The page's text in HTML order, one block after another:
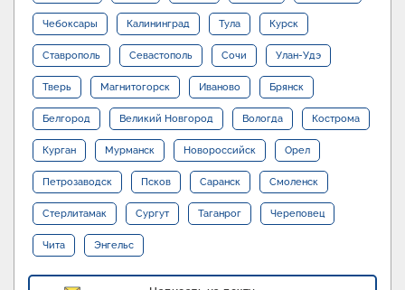
Чебоксары Калининград Тула Курск
Ставрополь Севастополь Сочи Улан-Удэ
Тверь Магнитогорск Иваново Брянск
Белгород Великий Новгород Вологда Кострома
Курган Мурманск Новороссийск Орел
Петрозаводск Псков Саранск Смоленск
Стерлитамак Сургут Таганрог Череповец
Чита Энгельс